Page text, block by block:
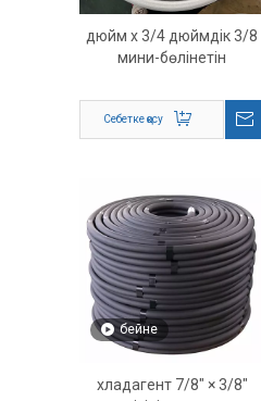
3/8 дюйм x 3/4 дюймдік
мини-бөлінетін
премиум HVAC мыс желі
жинағы
Себетке қосу
бейне
3/8″ × 7/8″ хладагент